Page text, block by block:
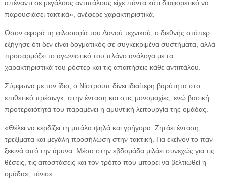
απέναντι σε μεγάλους αντιπάλους είχε πάντα κάτι διαφορετικό να
παρουσιάσει τακτικά», ανέφερε χαρακτηριστικά.
Όσον αφορά τη φιλοσοφία του Δανού τεχνικού, ο διεθνής στόπερ
εξήγησε ότι δεν είναι δογματικός σε συγκεκριμένα συστήματα, αλλά
προσαρμόζει το αγωνιστικό του πλάνο ανάλογα με τα
χαρακτηριστικά του ρόστερ και τις απαιτήσεις κάθε αντιπάλου.
Σύμφωνα με τον ίδιο, ο Νίστρουπ δίνει ιδιαίτερη βαρύτητα στο
επιθετικό πρέσινγκ, στην ένταση και στις μονομαχίες, ενώ βασική
προτεραιότητά του παραμένει η αμυντική λειτουργία της ομάδας.
«Θέλει να κερδίζει τη μπάλα ψηλά και γρήγορα. Ζητάει ένταση,
τρεξίματα και μεγάλη προσήλωση στην τακτική. Για εκείνον το παν
ξεκινά από την άμυνα. Μέσα στην εβδομάδα μιλάει συνεχώς για τις
θέσεις, τις αποστάσεις και τον τρόπο που μπορεί να βελτιωθεί η
ομάδα», τόνισε.